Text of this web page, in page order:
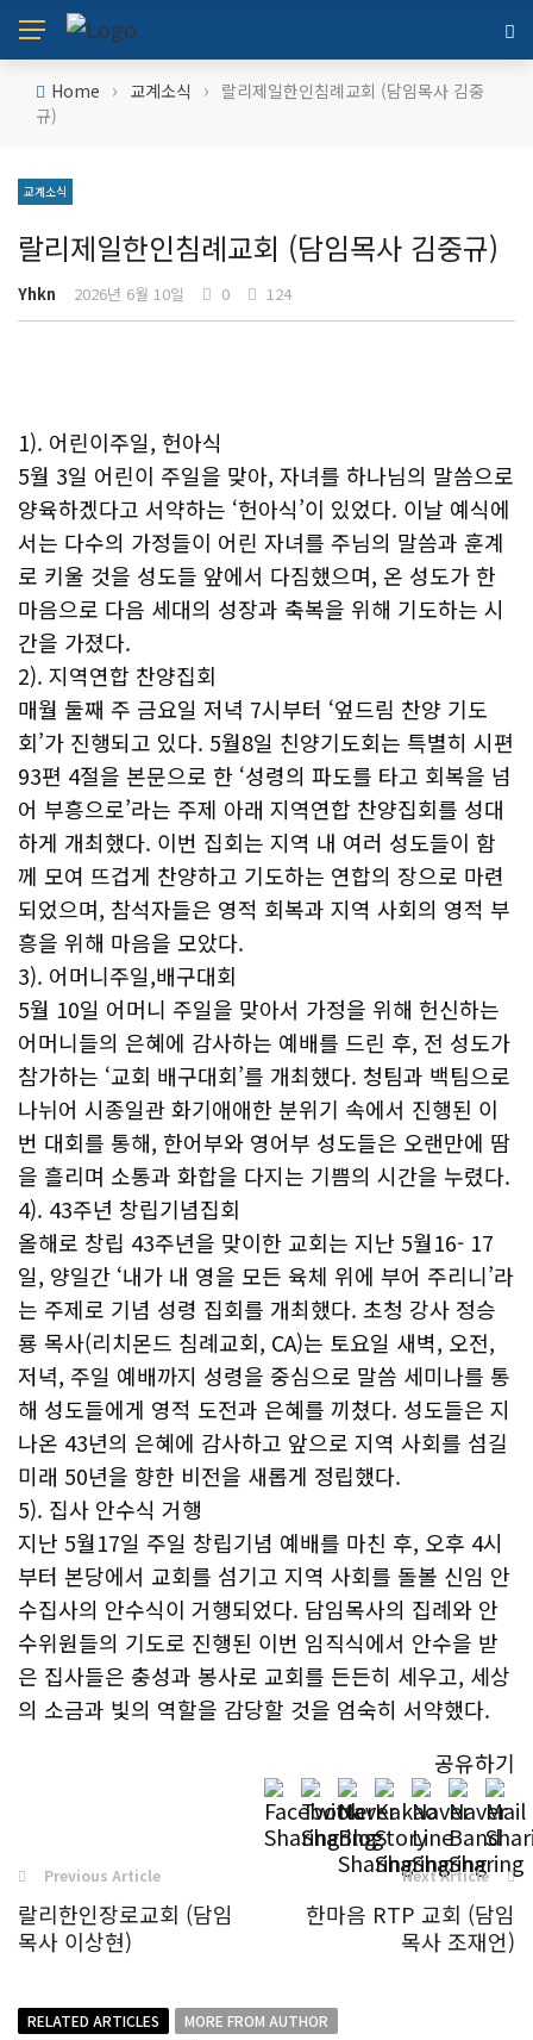
Home › 교계소식 › 랄리제일한인침례교회 (담임목사 김중
규)
교계소식
랄리제일한인침례교회 (담임목사 김중규)
Yhkn 2026년 6월 10일 0 124
1). 어린이주일, 헌아식
5월 3일 어린이 주일을 맞아, 자녀를 하나님의 말씀으로
양육하겠다고 서약하는 ‘헌아식’이 있었다. 이날 예식에
서는 다수의 가정들이 어린 자녀를 주님의 말씀과 훈계
로 키울 것을 성도들 앞에서 다짐했으며, 온 성도가 한
마음으로 다음 세대의 성장과 축복을 위해 기도하는 시
간을 가졌다.
2). 지역연합 찬양집회
매월 둘째 주 금요일 저녁 7시부터 ‘엎드림 찬양 기도
회’가 진행되고 있다. 5월8일 친양기도회는 특별히 시편
93편 4절을 본문으로 한 ‘성령의 파도를 타고 회복을 넘
어 부흥으로’라는 주제 아래 지역연합 찬양집회를 성대
하게 개최했다. 이번 집회는 지역 내 여러 성도들이 함
께 모여 뜨겁게 찬양하고 기도하는 연합의 장으로 마련
되었으며, 참석자들은 영적 회복과 지역 사회의 영적 부
흥을 위해 마음을 모았다.
3). 어머니주일,배구대회
5월 10일 어머니 주일을 맞아서 가정을 위해 헌신하는
어머니들의 은혜에 감사하는 예배를 드린 후, 전 성도가
참가하는 ‘교회 배구대회’를 개최했다. 청팀과 백팀으로
나뉘어 시종일관 화기애애한 분위기 속에서 진행된 이
번 대회를 통해, 한어부와 영어부 성도들은 오랜만에 땀
을 흘리며 소통과 화합을 다지는 기쁨의 시간을 누렸다.
4). 43주년 창립기념집회
올해로 창립 43주년을 맞이한 교회는 지난 5월16- 17
일, 양일간 ‘내가 내 영을 모든 육체 위에 부어 주리니’라
는 주제로 기념 성령 집회를 개최했다. 초청 강사 정승
룡 목사(리치몬드 침례교회, CA)는 토요일 새벽, 오전,
저녁, 주일 예배까지 성령을 중심으로 말씀 세미나를 통
해 성도들에게 영적 도전과 은혜를 끼쳤다. 성도들은 지
나온 43년의 은혜에 감사하고 앞으로 지역 사회를 섬길
미래 50년을 향한 비전을 새롭게 정립했다.
5). 집사 안수식 거행
지난 5월17일 주일 창립기념 예배를 마친 후, 오후 4시
부터 본당에서 교회를 섬기고 지역 사회를 돌볼 신임 안
수집사의 안수식이 거행되었다. 담임목사의 집례와 안
수위원들의 기도로 진행된 이번 임직식에서 안수을 받
은 집사들은 충성과 봉사로 교회를 든든히 세우고, 세상
의 소금과 빛의 역할을 감당할 것을 엄숙히 서약했다.
공유하기
Previous Article
랄리한인장로교회 (담임
목사 이상현)
Next Article
한마음 RTP 교회 (담임
목사 조재언)
RELATED ARTICLES
MORE FROM AUTHOR